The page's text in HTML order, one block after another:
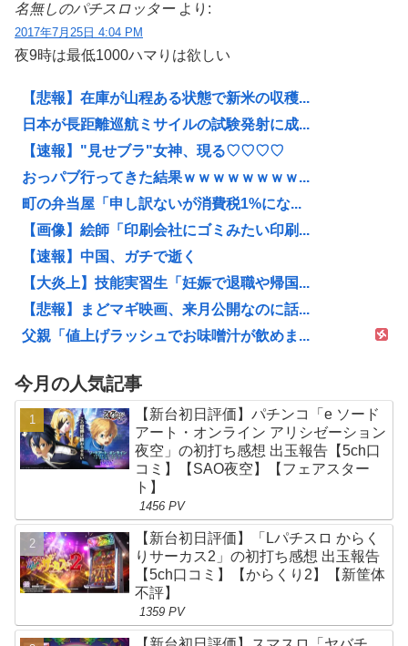
名無しのパチスロッター より:
2017年7月25日 4:04 PM
夜9時は最低1000ハマりは欲しい
【悲報】在庫が山程ある状態で新米の収穫...
日本が長距離巡航ミサイルの試験発射に成...
【速報】"見せブラ"女神、現る♡♡♡♡
おっパブ行ってきた結果ｗｗｗｗｗｗｗｗ...
町の弁当屋「申し訳ないが消費税1%にな...
【画像】絵師「印刷会社にゴミみたい印刷...
【速報】中国、ガチで逝く
【大炎上】技能実習生「妊娠で退職や帰国...
【悲報】まどマギ映画、来月公開なのに話...
父親「値上げラッシュでお味噌汁が飲めま...
今月の人気記事
【新台初日評価】パチンコ「e ソード
アート・オンライン アリシゼーション
夜空」の初打ち感想 出玉報告【5ch口
コミ】【SAO夜空】【フェアスター
ト】
1456 PV
【新台初日評価】「Lパチスロ からく
りサーカス2」の初打ち感想 出玉報告
【5ch口コミ】【からくり2】【新筐体
不評】
1359 PV